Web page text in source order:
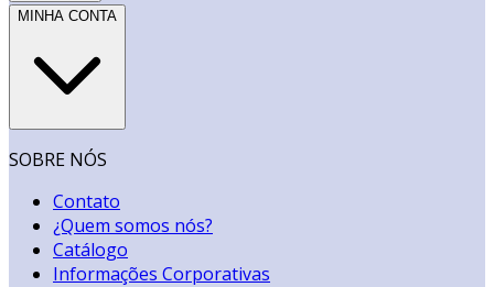
MINHA CONTA
SOBRE NÓS
Contato
¿Quem somos nós?
Catálogo
Informações Corporativas